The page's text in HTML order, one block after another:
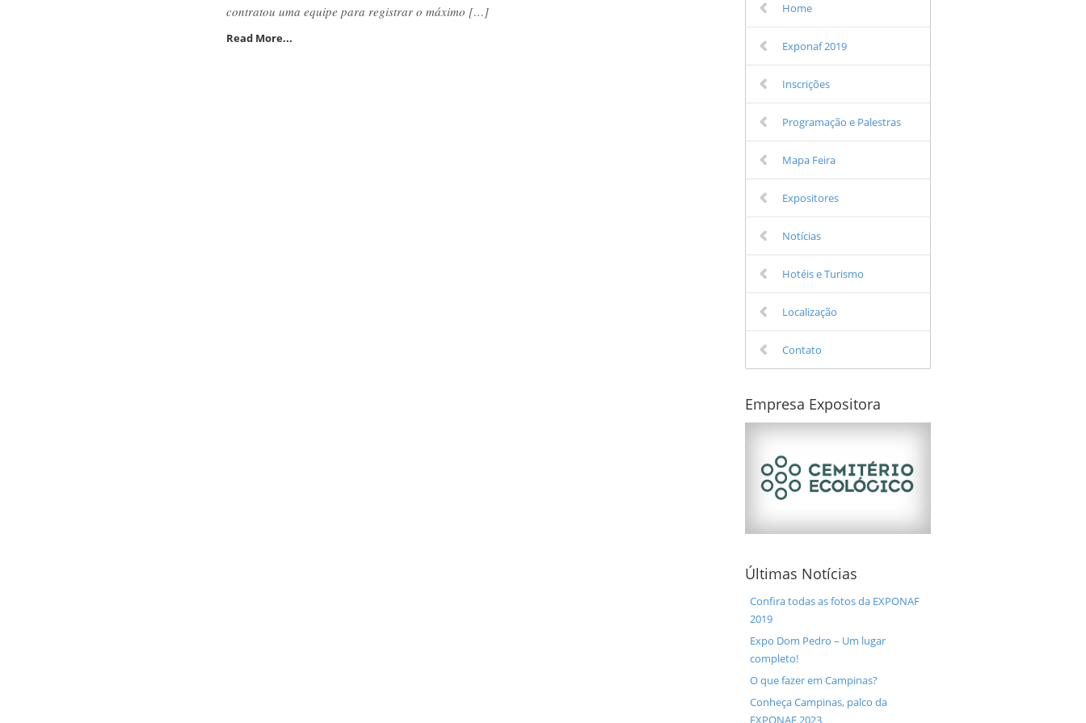
contratou uma equipe para registrar o máximo […]
Read More...
Home
Exponaf 2019
Inscrições
Programação e Palestras
Mapa Feira
Expositores
Notícias
Hotéis e Turismo
Localização
Contato
Empresa Expositora
Últimas Notícias
Confira todas as fotos da EXPONAF
2019
Expo Dom Pedro – Um lugar
completo!
O que fazer em Campinas?
Conheça Campinas, palco da
EXPONAF 2023